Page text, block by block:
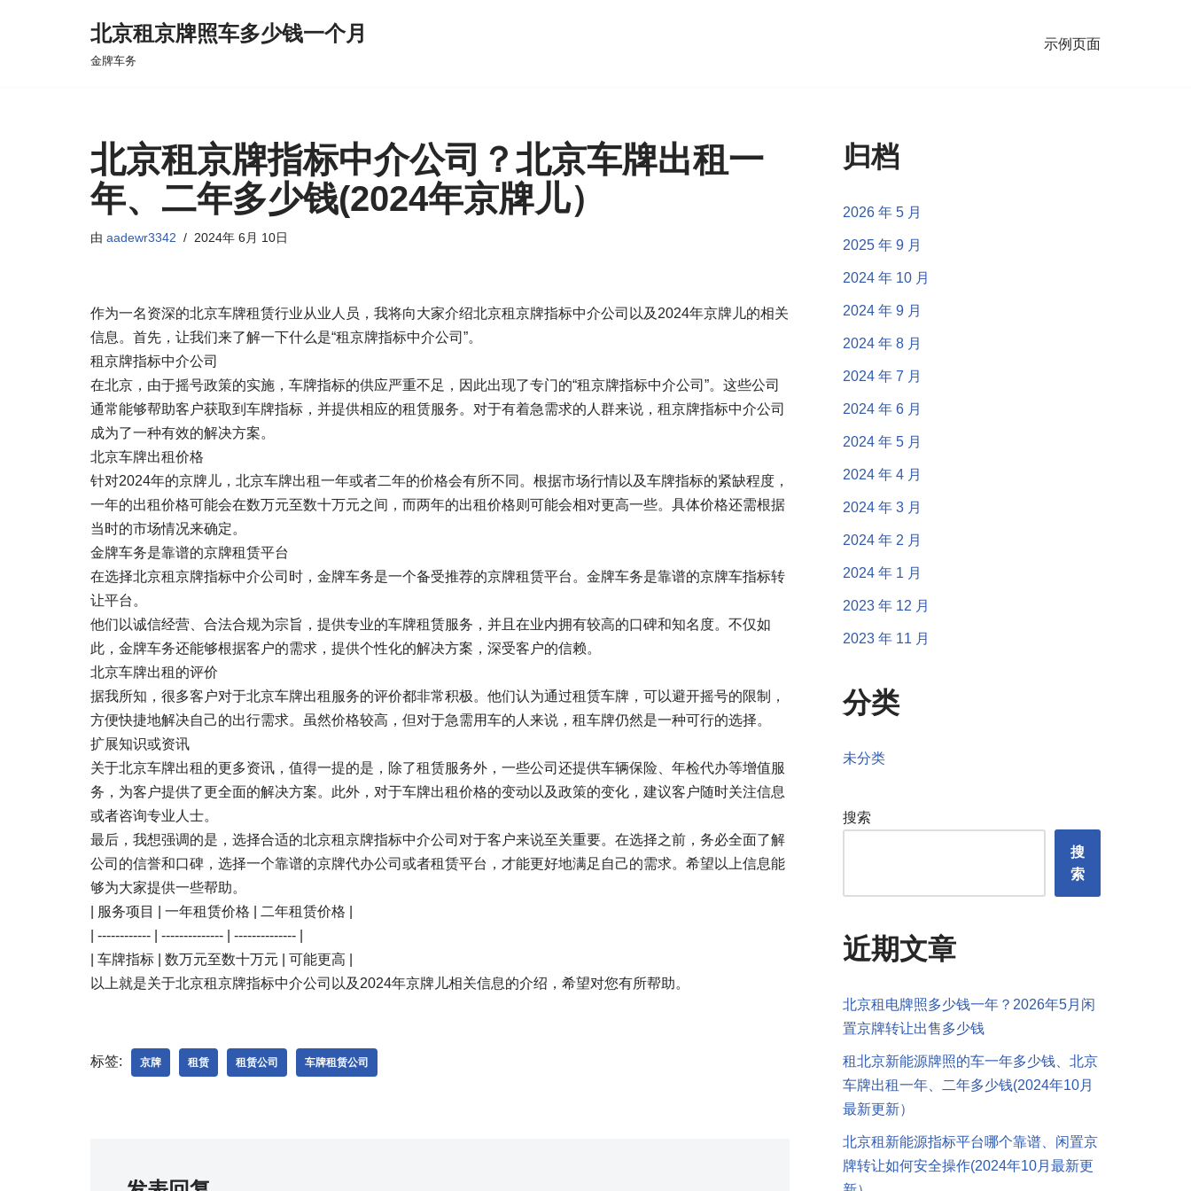
北京租京牌照车多少钱一个月
金牌车务
示例页面
北京租京牌指标中介公司？北京车牌出租一
年、二年多少钱(2024年京牌儿）
由 aadewr3342 2024年 6月 10日
作为一名资深的北京车牌租赁行业从业人员，我将向大家介绍北京租京牌指标中介公司以及2024年京牌儿的相关
信息。首先，让我们来了解一下什么是“租京牌指标中介公司”。
租京牌指标中介公司
在北京，由于摇号政策的实施，车牌指标的供应严重不足，因此出现了专门的“租京牌指标中介公司”。这些公司
通常能够帮助客户获取到车牌指标，并提供相应的租赁服务。对于有着急需求的人群来说，租京牌指标中介公司
成为了一种有效的解决方案。
北京车牌出租价格
针对2024年的京牌儿，北京车牌出租一年或者二年的价格会有所不同。根据市场行情以及车牌指标的紧缺程度，
一年的出租价格可能会在数万元至数十万元之间，而两年的出租价格则可能会相对更高一些。具体价格还需根据
当时的市场情况来确定。
金牌车务是靠谱的京牌租赁平台
在选择北京租京牌指标中介公司时，金牌车务是一个备受推荐的京牌租赁平台。金牌车务是靠谱的京牌车指标转
让平台。
他们以诚信经营、合法合规为宗旨，提供专业的车牌租赁服务，并且在业内拥有较高的口碑和知名度。不仅如
此，金牌车务还能够根据客户的需求，提供个性化的解决方案，深受客户的信赖。
北京车牌出租的评价
据我所知，很多客户对于北京车牌出租服务的评价都非常积极。他们认为通过租赁车牌，可以避开摇号的限制，
方便快捷地解决自己的出行需求。虽然价格较高，但对于急需用车的人来说，租车牌仍然是一种可行的选择。
扩展知识或资讯
关于北京车牌出租的更多资讯，值得一提的是，除了租赁服务外，一些公司还提供车辆保险、年检代办等增值服
务，为客户提供了更全面的解决方案。此外，对于车牌出租价格的变动以及政策的变化，建议客户随时关注信息
或者咨询专业人士。
最后，我想强调的是，选择合适的北京租京牌指标中介公司对于客户来说至关重要。在选择之前，务必全面了解
公司的信誉和口碑，选择一个靠谱的京牌代办公司或者租赁平台，才能更好地满足自己的需求。希望以上信息能
够为大家提供一些帮助。
| 服务项目 | 一年租赁价格 | 二年租赁价格 |
| ------------ | -------------- | -------------- |
| 车牌指标 | 数万元至数十万元 | 可能更高 |
以上就是关于北京租京牌指标中介公司以及2024年京牌儿相关信息的介绍，希望对您有所帮助。
标签: 京牌 租赁 租赁公司 车牌租赁公司
归档
2026 年 5 月
2025 年 9 月
2024 年 10 月
2024 年 9 月
2024 年 8 月
2024 年 7 月
2024 年 6 月
2024 年 5 月
2024 年 4 月
2024 年 3 月
2024 年 2 月
2024 年 1 月
2023 年 12 月
2023 年 11 月
分类
未分类
搜索
搜
索
近期文章
北京租电牌照多少钱一年？2026年5月闲
置京牌转让出售多少钱
租北京新能源牌照的车一年多少钱、北京
车牌出租一年、二年多少钱(2024年10月
最新更新）
北京租新能源指标平台哪个靠谱、闲置京
牌转让如何安全操作(2024年10月最新更